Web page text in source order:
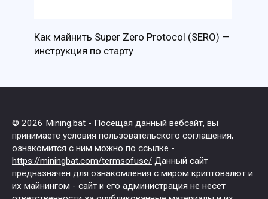
Как майнить Super Zero Protocol (SERO) —
инструкция по старту
© 2026 Mining.bat - Посещая данный вебсайт, вы
принимаете условия пользовательского соглашения,
ознакомится с ним можно по ссылке -
https://miningbat.com/termsofuse/ Данный сайт
предназначен для ознакомления с миром криптовалют и
их майнингом - сайт и его администрация не несет